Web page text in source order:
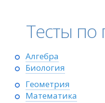
Тесты по
Алгебра
Биология
Геометрия
Математика